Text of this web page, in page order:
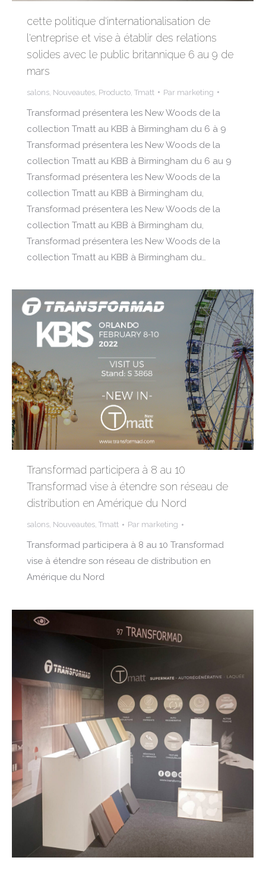
cette politique d'internationalisation de
l'entreprise et vise à établir des relations
solides avec le public britannique 6 au 9 de
mars
salons Nouveautes Producto Tmatt Par marketing
Transformad présentera les New Woods de la
collection Tmatt au KBB à Birmingham du 6 à 9
Transformad présentera les New Woods de la
collection Tmatt au KBB à Birmingham du 6 au 9
Transformad présentera les New Woods de la
collection Tmatt au KBB à Birmingham du,
Transformad présentera les New Woods de la
collection Tmatt au KBB à Birmingham du,
Transformad présentera les New Woods de la
collection Tmatt au KBB à Birmingham du…
Transformad participera à 8 au 10
Transformad vise à étendre son réseau de
distribution en Amérique du Nord
salons, Nouveautes, Tmatt Par marketing
Transformad participera à 8 au 10 Transformad
vise à étendre son réseau de distribution en
Amérique du Nord